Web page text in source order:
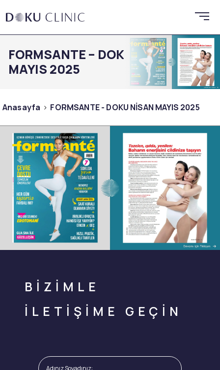
FORMSANTE – DOKU NİSAN
MAYIS 2025
Anasayfa FORMSANTE - DOKU NİSAN MAYIS 2025
BİZİMLE
İLETİŞİME GEÇİN